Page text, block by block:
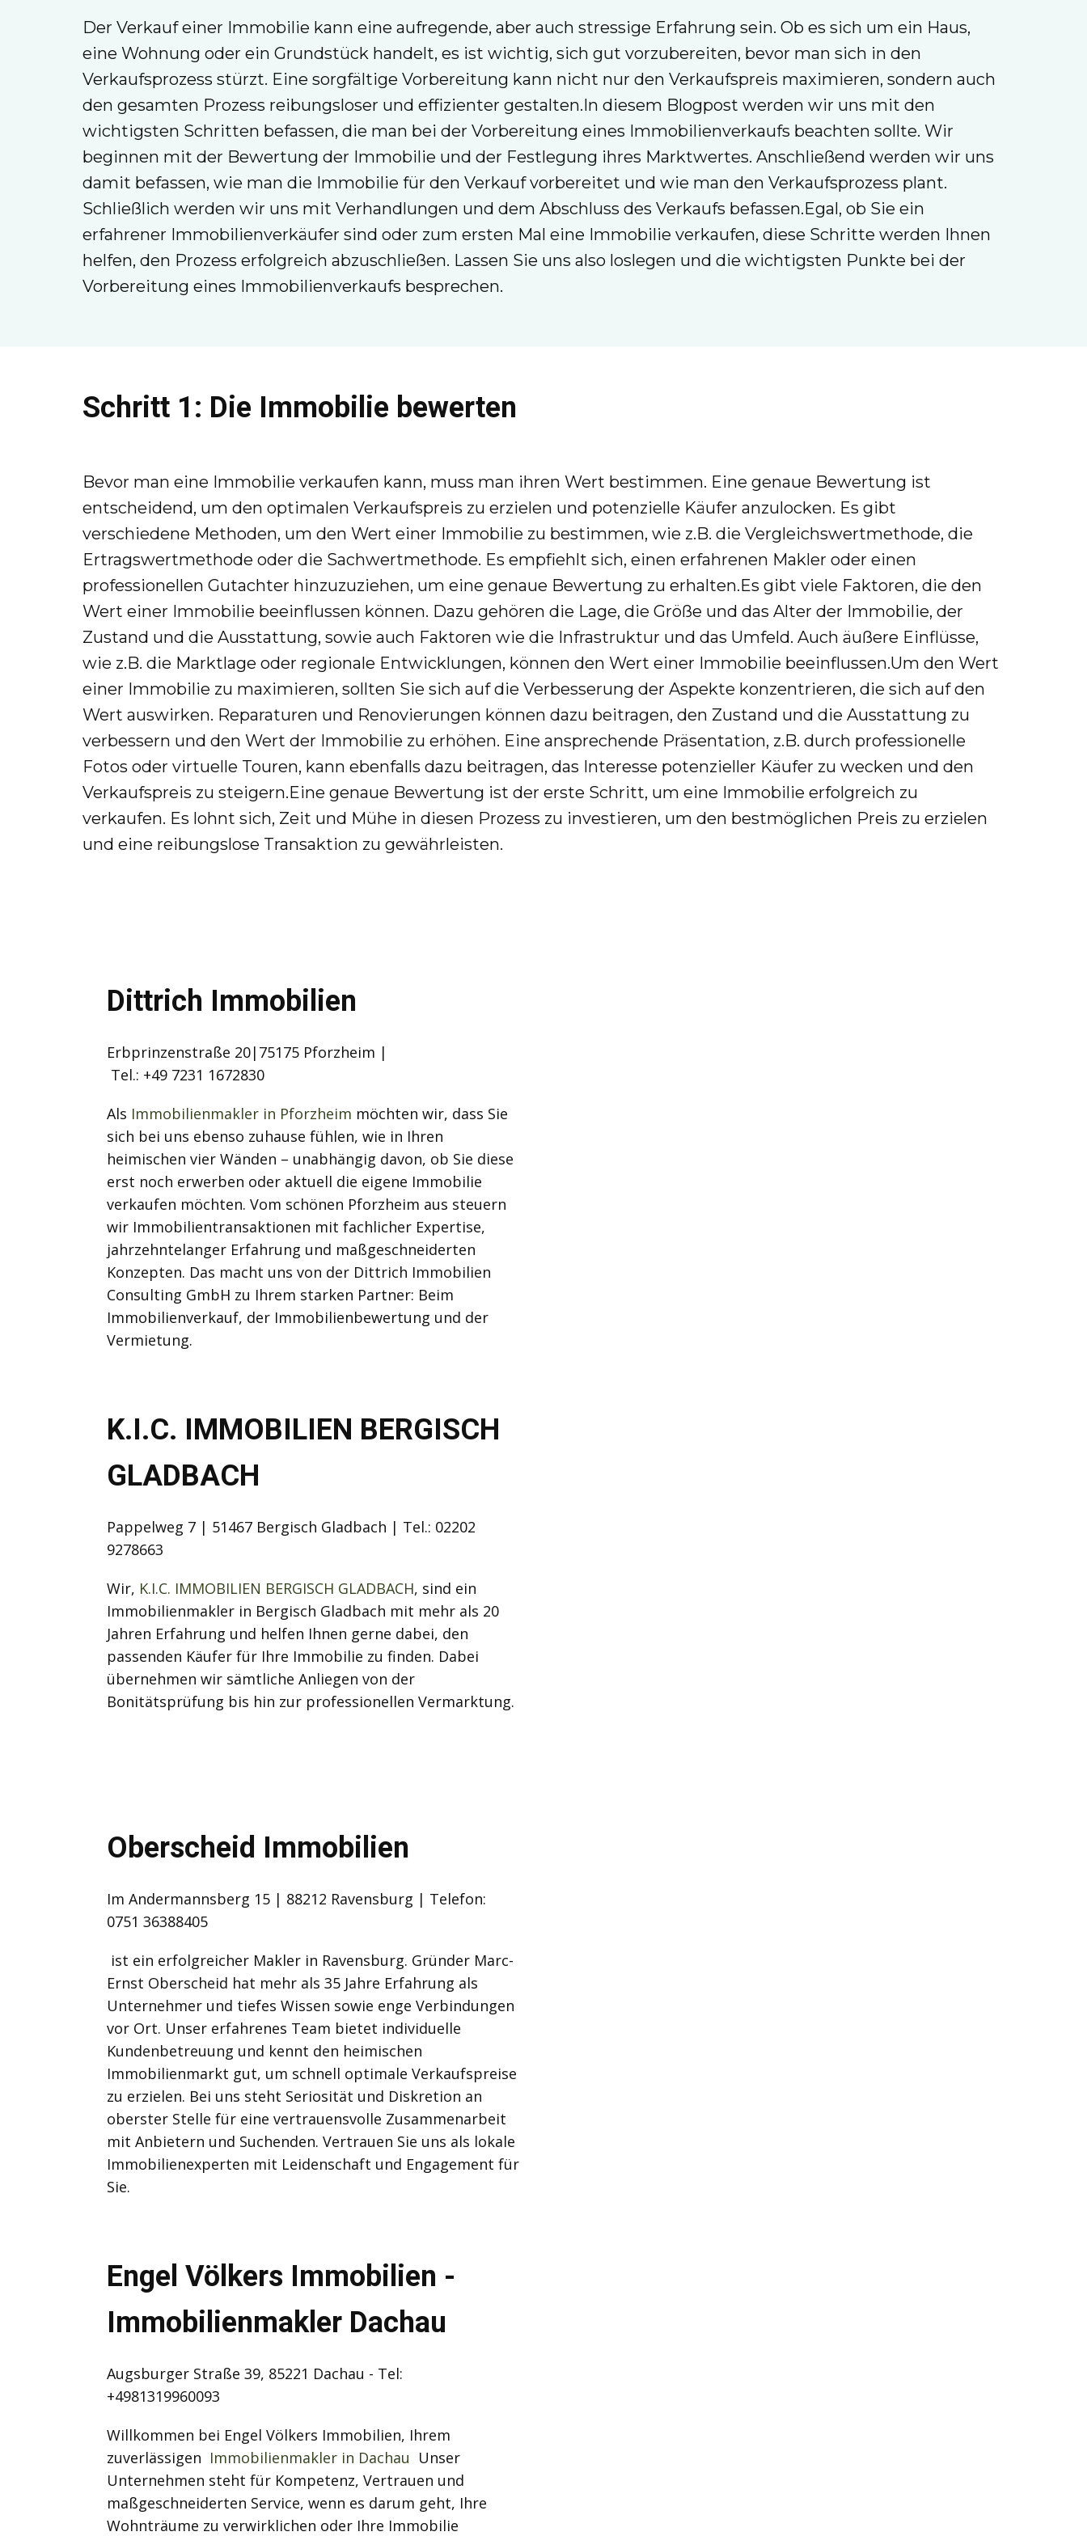
Der Verkauf einer Immobilie kann eine aufregende, aber auch stressige Erfahrung sein. Ob es sich um ein Haus,
eine Wohnung oder ein Grundstück handelt, es ist wichtig, sich gut vorzubereiten, bevor man sich in den
Verkaufsprozess stürzt. Eine sorgfältige Vorbereitung kann nicht nur den Verkaufspreis maximieren, sondern auch
den gesamten Prozess reibungsloser und effizienter gestalten.In diesem Blogpost werden wir uns mit den
wichtigsten Schritten befassen, die man bei der Vorbereitung eines Immobilienverkaufs beachten sollte. Wir
beginnen mit der Bewertung der Immobilie und der Festlegung ihres Marktwertes. Anschließend werden wir uns
damit befassen, wie man die Immobilie für den Verkauf vorbereitet und wie man den Verkaufsprozess plant.
Schließlich werden wir uns mit Verhandlungen und dem Abschluss des Verkaufs befassen.Egal, ob Sie ein
erfahrener Immobilienverkäufer sind oder zum ersten Mal eine Immobilie verkaufen, diese Schritte werden Ihnen
helfen, den Prozess erfolgreich abzuschließen. Lassen Sie uns also loslegen und die wichtigsten Punkte bei der
Vorbereitung eines Immobilienverkaufs besprechen.
Schritt 1: Die Immobilie bewerten
Bevor man eine Immobilie verkaufen kann, muss man ihren Wert bestimmen. Eine genaue Bewertung ist
entscheidend, um den optimalen Verkaufspreis zu erzielen und potenzielle Käufer anzulocken. Es gibt
verschiedene Methoden, um den Wert einer Immobilie zu bestimmen, wie z.B. die Vergleichswertmethode, die
Ertragswertmethode oder die Sachwertmethode. Es empfiehlt sich, einen erfahrenen Makler oder einen
professionellen Gutachter hinzuzuziehen, um eine genaue Bewertung zu erhalten.Es gibt viele Faktoren, die den
Wert einer Immobilie beeinflussen können. Dazu gehören die Lage, die Größe und das Alter der Immobilie, der
Zustand und die Ausstattung, sowie auch Faktoren wie die Infrastruktur und das Umfeld. Auch äußere Einflüsse,
wie z.B. die Marktlage oder regionale Entwicklungen, können den Wert einer Immobilie beeinflussen.Um den Wert
einer Immobilie zu maximieren, sollten Sie sich auf die Verbesserung der Aspekte konzentrieren, die sich auf den
Wert auswirken. Reparaturen und Renovierungen können dazu beitragen, den Zustand und die Ausstattung zu
verbessern und den Wert der Immobilie zu erhöhen. Eine ansprechende Präsentation, z.B. durch professionelle
Fotos oder virtuelle Touren, kann ebenfalls dazu beitragen, das Interesse potenzieller Käufer zu wecken und den
Verkaufspreis zu steigern.Eine genaue Bewertung ist der erste Schritt, um eine Immobilie erfolgreich zu
verkaufen. Es lohnt sich, Zeit und Mühe in diesen Prozess zu investieren, um den bestmöglichen Preis zu erzielen
und eine reibungslose Transaktion zu gewährleisten.
Dittrich Immobilien
Erbprinzenstraße 20|​75175 ​Pforzheim |
Tel.: +49 7231 1672830
Als Immobilienmakler in Pforzheim möchten wir, dass Sie
sich bei uns ebenso zuhause fühlen, wie in Ihren
heimischen vier Wänden – unabhängig davon, ob Sie diese
erst noch erwerben oder aktuell die eigene Immobilie
verkaufen möchten. Vom schönen Pforzheim aus steuern
wir Immobilientransaktionen mit fachlicher Expertise,
jahrzehntelanger Erfahrung und maßgeschneiderten
Konzepten. Das macht uns von der Dittrich Immobilien
Consulting GmbH zu Ihrem starken Partner: Beim
Immobilienverkauf, der Immobilienbewertung und der
Vermietung.
K.I.C. IMMOBILIEN BERGISCH
GLADBACH
Pappelweg 7 | 51467 Bergisch Gladbach | Tel.: 02202
9278663
Wir, K.I.C. IMMOBILIEN BERGISCH GLADBACH, sind ein
Immobilienmakler in Bergisch Gladbach mit mehr als 20
Jahren Erfahrung und helfen Ihnen gerne dabei, den
passenden Käufer für Ihre Immobilie zu finden. Dabei
übernehmen wir sämtliche Anliegen von der
Bonitätsprüfung bis hin zur professionellen Vermarktung.
Oberscheid Immobilien
Im Andermannsberg 15 | 88212 Ravensburg | Telefon:
0751 36388405
ist ein erfolgreicher Makler in Ravensburg. Gründer Marc-
Ernst Oberscheid hat mehr als 35 Jahre Erfahrung als
Unternehmer und tiefes Wissen sowie enge Verbindungen
vor Ort. Unser erfahrenes Team bietet individuelle
Kundenbetreuung und kennt den heimischen
Immobilienmarkt gut, um schnell optimale Verkaufspreise
zu erzielen. Bei uns steht Seriosität und Diskretion an
oberster Stelle für eine vertrauensvolle Zusammenarbeit
mit Anbietern und Suchenden. Vertrauen Sie uns als lokale
Immobilienexperten mit Leidenschaft und Engagement für
Sie.
Engel Völkers Immobilien -
Immobilienmakler Dachau
Augsburger Straße 39, 85221 Dachau - Tel:
+4981319960093
Willkommen bei Engel Völkers Immobilien, Ihrem
zuverlässigen Immobilienmakler in Dachau Unser
Unternehmen steht für Kompetenz, Vertrauen und
maßgeschneiderten Service, wenn es darum geht, Ihre
Wohnträume zu verwirklichen oder Ihre Immobilie